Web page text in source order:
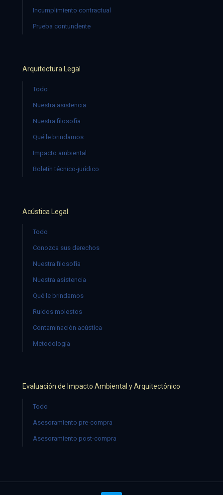
Incumplimiento contractual
Prueba contundente
Arquitectura Legal
Todo
Nuestra asistencia
Nuestra filosofía
Qué le brindamos
Impacto ambiental
Boletín técnico-jurídico
Acústica Legal
Todo
Conozca sus derechos
Nuestra filosofía
Nuestra asistencia
Qué le brindamos
Ruidos molestos
Contaminación acústica
Metodología
Evaluación de Impacto Ambiental y Arquitectónico
Todo
Asesoramiento pre-compra
Asesoramiento post-compra